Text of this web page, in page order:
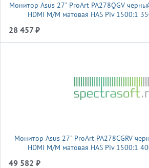
Монитор Asus 27" ProArt PA278QGV
HDMI M/M матовая HAS Piv 1500:1
28 457 ₽
Монитор Asus 27" ProArt PA278CGRV
HDMI M/M матовая HAS Piv 1500:1
49 582 ₽